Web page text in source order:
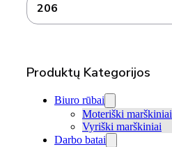
206
Produktų Kategorijos
Biuro rūbai
Moteriški marškiniai
Vyriški marškiniai
Darbo batai